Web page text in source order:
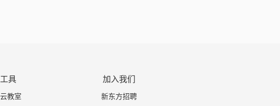
具
教室
加入我们
新东方招聘